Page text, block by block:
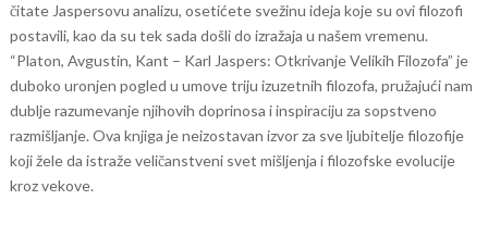
čitate Jaspersovu analizu, osetićete svežinu ideja koje su ovi filozofi
postavili, kao da su tek sada došli do izražaja u našem vremenu.
“Platon, Avgustin, Kant – Karl Jaspers: Otkrivanje Velikih Filozofa” je
duboko uronjen pogled u umove triju izuzetnih filozofa, pružajući nam
dublje razumevanje njihovih doprinosa i inspiraciju za sopstveno
razmišljanje. Ova knjiga je neizostavan izvor za sve ljubitelje filozofije
koji žele da istraže veličanstveni svet mišljenja i filozofske evolucije
kroz vekove.